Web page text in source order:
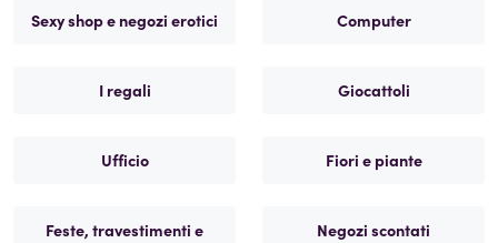
Sexy shop e negozi erotici Computer
I regali Giocattoli
Ufficio Fiori e piante
Feste, travestimenti e
Negozi scontati